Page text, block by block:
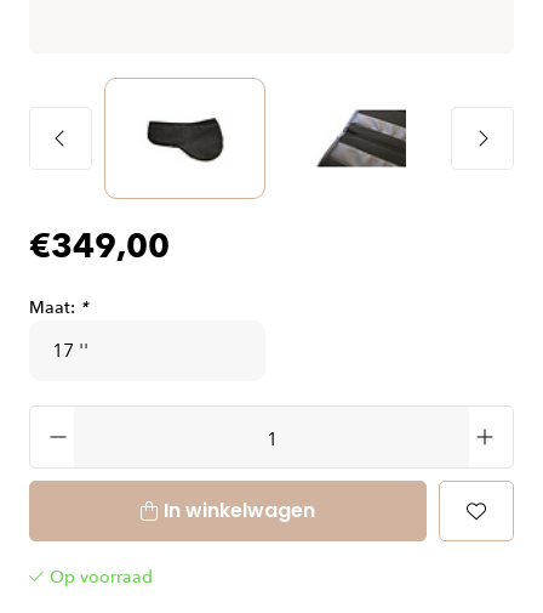
€349,00
Maat: *
In winkelwagen
Op voorraad